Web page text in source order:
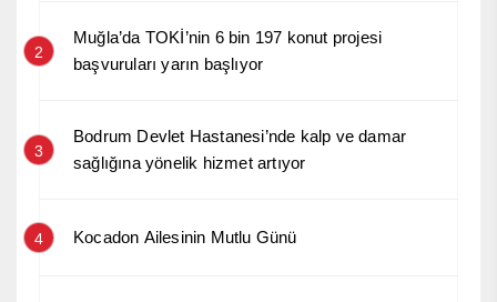
2
Muğla’da TOKİ’nin 6 bin 197 konut projesi
başvuruları yarın başlıyor
3
Bodrum Devlet Hastanesi’nde kalp ve damar
sağlığına yönelik hizmet artıyor
4 Kocadon Ailesinin Mutlu Günü